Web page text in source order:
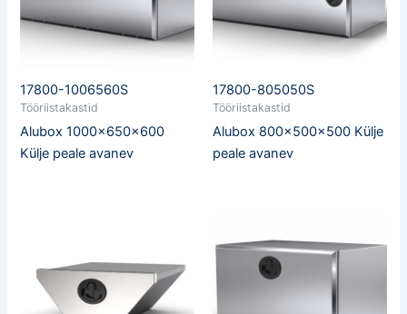
17800-1006560S
Tööriistakastid
Alubox 1000x650x600
Külje peale avanev
17800-805050S
Tööriistakastid
Alubox 800x500x500 Külje
peale avanev